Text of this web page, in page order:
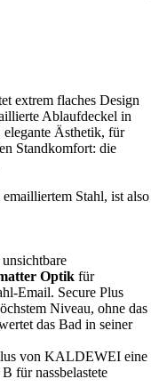
extrem flaches Design
Ablaufdeckel in
elegante Ästhetik, für
Standkomfort: die
Stahl, ist also
Optik für
Email. Secure Plus
Niveau, ohne das
das Bad in seiner
von KALDEWEI eine
für nassbelastete